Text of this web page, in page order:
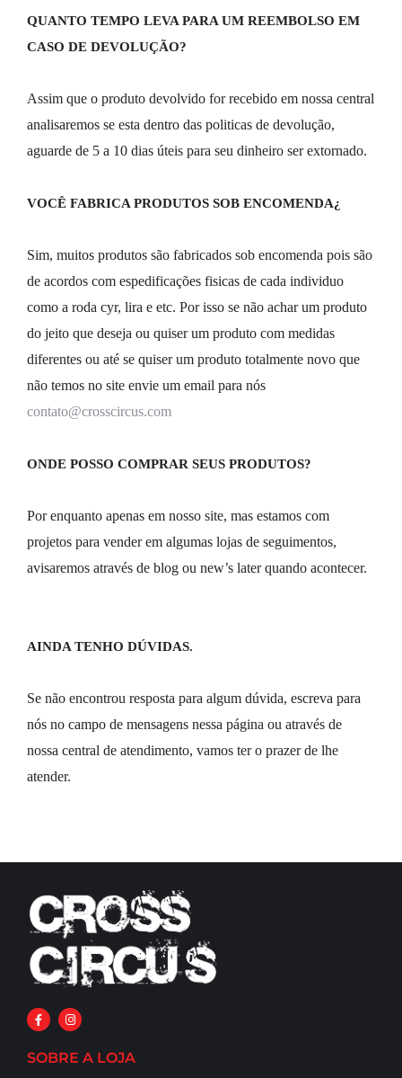
QUANTO TEMPO LEVA PARA UM REEMBOLSO EM
CASO DE DEVOLUÇÃO?
Assim que o produto devolvido for recebido em nossa central
analisaremos se esta dentro das politicas de devolução,
aguarde de 5 a 10 dias úteis para seu dinheiro ser extornado.
VOCÊ FABRICA PRODUTOS SOB ENCOMENDA¿
Sim, muitos produtos são fabricados sob encomenda pois são
de acordos com espedificações fisicas de cada individuo
como a roda cyr, lira e etc. Por isso se não achar um produto
do jeito que deseja ou quiser um produto com medidas
diferentes ou até se quiser um produto totalmente novo que
contato@crosscircus.com
ONDE POSSO COMPRAR SEUS PRODUTOS?
Por enquanto apenas em nosso site, mas estamos com
projetos para vender em algumas lojas de seguimentos,
avisaremos através de blog ou new’s later quando acontecer.
AINDA TENHO DÚVIDAS.
Se não encontrou resposta para algum dúvida, escreva para
nós no campo de mensagens nessa página ou através de
nossa central de atendimento, vamos ter o prazer de lhe
atender.
SOBRE A LOJA